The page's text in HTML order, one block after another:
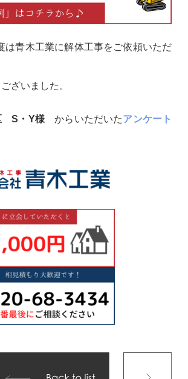
は青木工業に解体工事をご依頼いただ
ざいました。
S・Y様からいただいたアンケート